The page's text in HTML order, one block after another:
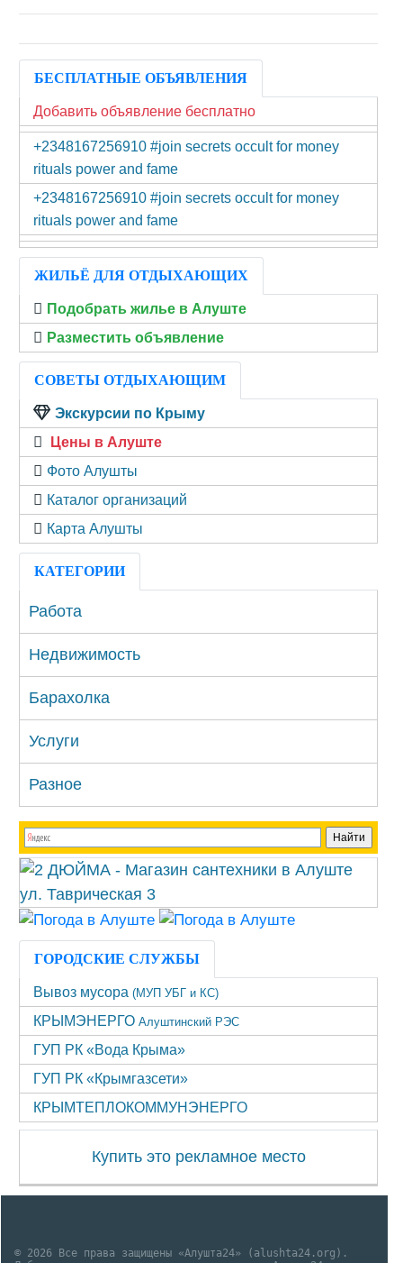
БЕСПЛАТНЫЕ ОБЪЯВЛЕНИЯ
Добавить объявление бесплатно
+2348167256910 #join secrets occult for money
rituals power and fame
+2348167256910 #join secrets occult for money
rituals power and fame
ЖИЛЬЁ ДЛЯ ОТДЫХАЮЩИХ
Подобрать жилье в Алуште
Разместить объявление
СОВЕТЫ ОТДЫХАЮЩИМ
Экскурсии по Крыму
Цены в Алуште
Фото Алушты
Каталог организаций
Карта Алушты
КАТЕГОРИИ
Работа
Недвижимость
Барахолка
Услуги
Разное
ГОРОДСКИЕ СЛУЖБЫ
Вывоз мусора (МУП УБГ и КС)
КРЫМЭНЕРГО Алуштинский РЭС
ГУП РК «Вода Крыма»
ГУП РК «Крымгазсети»
КРЫМТЕПЛОКОММУНЭНЕРГО
Купить это рекламное место
© 2026 Все права защищены «Алушта24» (alushta24.org).